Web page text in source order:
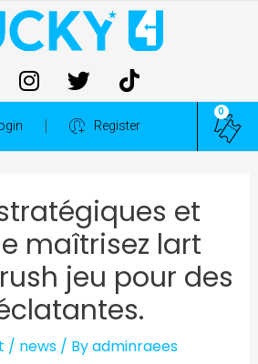
Register
0
et
maîtrisez lart
jeu pour des
/ news/ Byadminraees